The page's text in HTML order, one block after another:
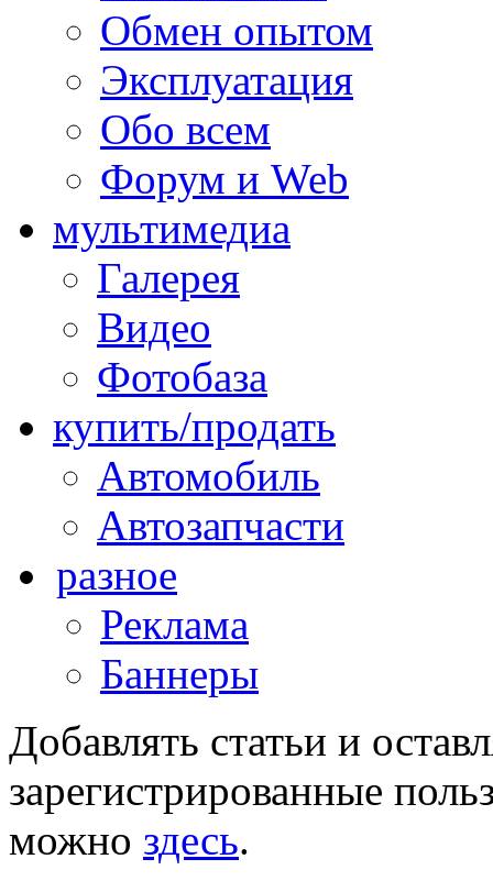
Обмен опытом
Эксплуатация
Обо всем
Форум и Web
мультимедиа
Галерея
Видео
Фотобаза
купить/продать
Автомобиль
Автозапчасти
разное
Реклама
Баннеры
Добавлять статьи и
зарегистрированные
можно здесь.